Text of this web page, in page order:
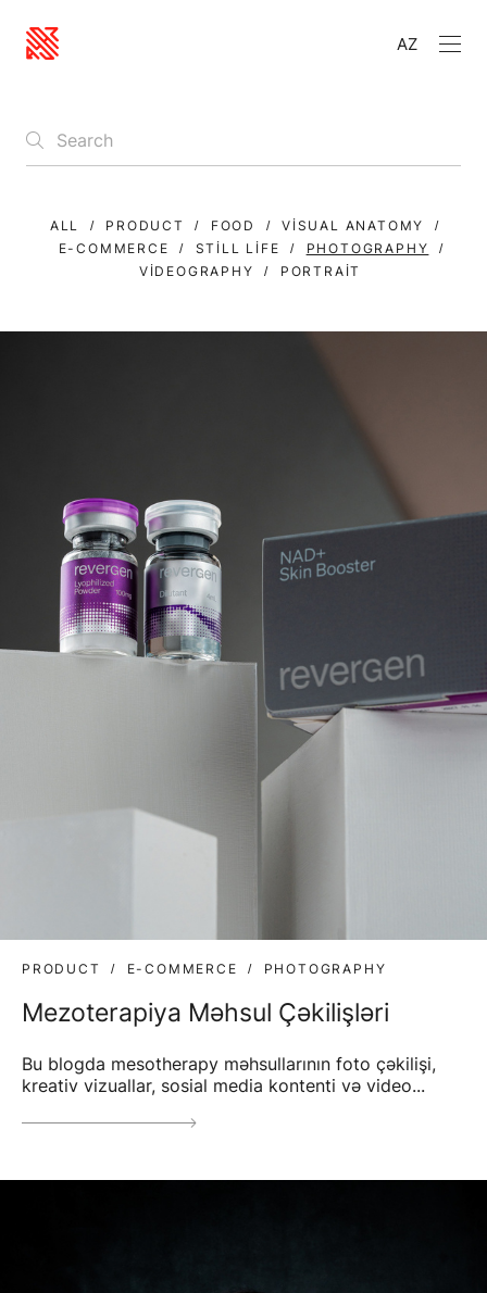
AZ
ALL PRODUCT FOOD
VISUAL ANATOMY
E-COMMERCE
STILL LIFE
PHOTOGRAPHY
VIDEOGRAPHY
PORTRAIT
PRODUCT E-COMMERCE PHOTOGRAPHY
Mezoterapiya Məhsul Çəkilişləri
Bu blogda mesotherapy məhsullarının foto çəkilişi,
kreativ vizuallar, sosial media kontenti və video...